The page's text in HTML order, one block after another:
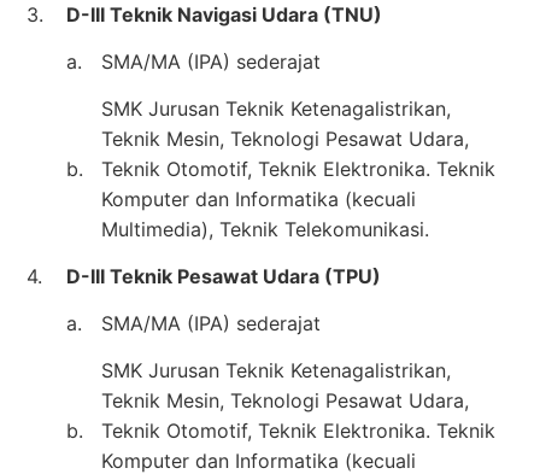
3.
D-III Teknik Navigasi Udara (TNU)
a.
SMA/MA (IPA) sederajat
b.
SMK Jurusan Teknik Ketenagalistrikan,
Teknik Mesin, Teknologi Pesawat Udara,
Teknik Otomotif, Teknik Elektronika. Teknik
Komputer dan Informatika (kecuali
Multimedia), Teknik Telekomunikasi.
4.
D-III Teknik Pesawat Udara (TPU)
a.
SMA/MA (IPA) sederajat
b.
SMK Jurusan Teknik Ketenagalistrikan,
Teknik Mesin, Teknologi Pesawat Udara,
Teknik Otomotif, Teknik Elektronika. Teknik
Komputer dan Informatika (kecuali